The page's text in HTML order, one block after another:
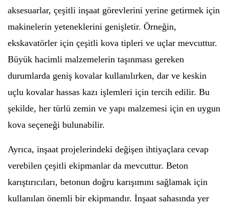
aksesuarlar, çeşitli inşaat görevlerini yerine getirmek için
makinelerin yeteneklerini genişletir. Örneğin,
ekskavatörler için çeşitli kova tipleri ve uçlar mevcuttur.
Büyük hacimli malzemelerin taşınması gereken
durumlarda geniş kovalar kullanılırken, dar ve keskin
uçlu kovalar hassas kazı işlemleri için tercih edilir. Bu
şekilde, her türlü zemin ve yapı malzemesi için en uygun
kova seçeneği bulunabilir.
Ayrıca, inşaat projelerindeki değişen ihtiyaçlara cevap
verebilen çeşitli ekipmanlar da mevcuttur. Beton
karıştırıcıları, betonun doğru karışımını sağlamak için
kullanılan önemli bir ekipmandır. İnşaat sahasında yer